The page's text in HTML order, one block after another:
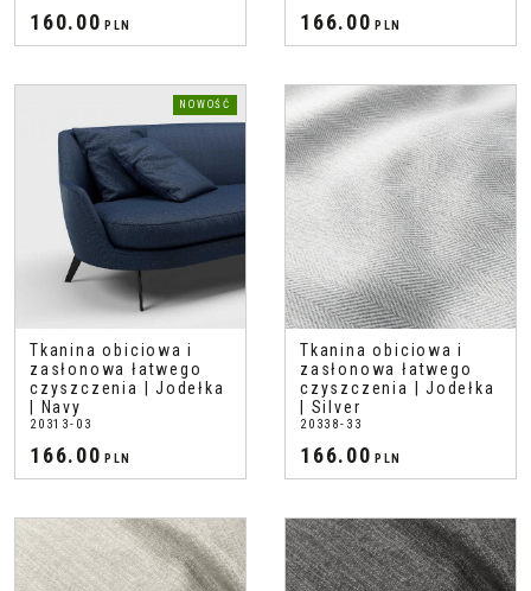
160.00 PLN 166.00 PLN
NOWOŚĆ
Tkanina obiciowa i
zasłonowa łatwego
czyszczenia | Jodełka
| Navy
20313-03
166.00 PLN
Tkanina obiciowa i
zasłonowa łatwego
czyszczenia | Jodełka
| Silver
20338-33
166.00 PLN